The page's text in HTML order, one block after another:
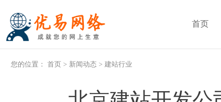
首页
您的位置： 首页 > 新闻动态 > 建站行业